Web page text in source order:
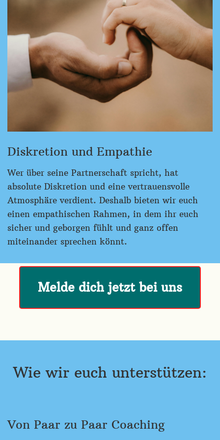
Diskretion und Empathie
Wer über seine Partnerschaft spricht, hat
absolute Diskretion und eine vertrauensvolle
Atmosphäre verdient. Deshalb bieten wir euch
einen empathischen Rahmen, in dem ihr euch
sicher und geborgen fühlt und ganz offen
miteinander sprechen könnt.
Wie wir euch unterstützen:
Von Paar zu Paar Coaching